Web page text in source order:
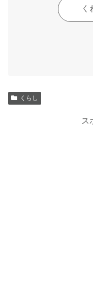
く
くらし
ス